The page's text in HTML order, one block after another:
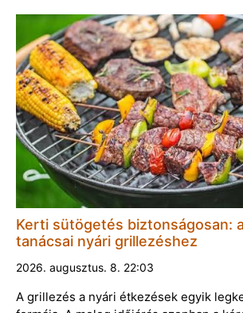
Kerti sütögetés biztonságosan:
tanácsai nyári grillezéshez
2026. augusztus. 8. 22:03
A grillezés a nyári étkezések egyik